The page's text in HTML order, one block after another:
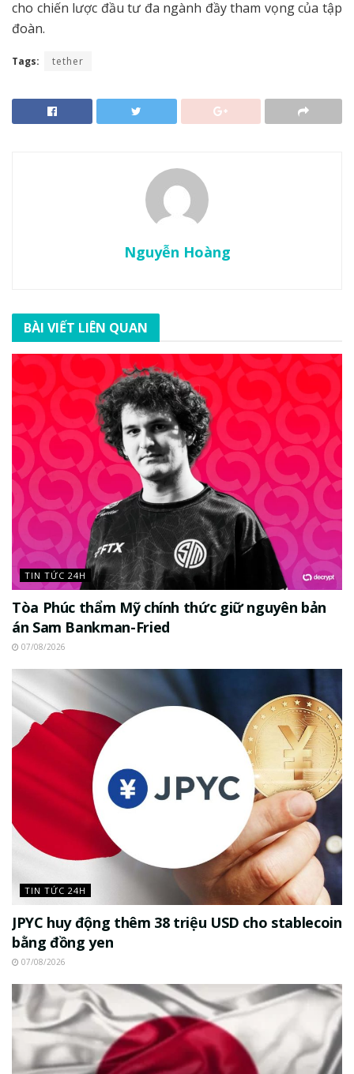
cho chiến lược đầu tư đa ngành đầy tham vọng của tập
đoàn.
Tags: tether
Nguyễn Hoàng
BÀI VIẾT LIÊN QUAN
TIN TỨC 24H
Tòa Phúc thẩm Mỹ chính thức giữ nguyên bản
án Sam Bankman-Fried
07/08/2026
TIN TỨC 24H
JPYC huy động thêm 38 triệu USD cho stablecoin
bằng đồng yen
07/08/2026